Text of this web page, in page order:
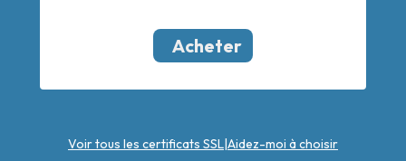
Acheter
Voir tous les certificats SSL|Aidez-moi à choisir